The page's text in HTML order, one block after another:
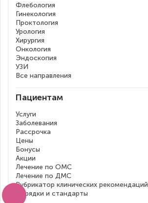
Флебология
Гинекология
Проктология
Урология
Хирургия
Онкология
Эндоскопия
УЗИ
Все направления
Пациентам
Услуги
Заболевания
Рассрочка
Цены
Бонусы
Акции
Лечение по ОМС
Лечение по ДМС
Рубрикатор клинических рекомендаций
Порядки и стандарты